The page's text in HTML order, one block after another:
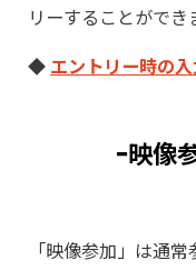
リーすることができ
◆ エントリー時の
ｰ映像
「映像参加」は通